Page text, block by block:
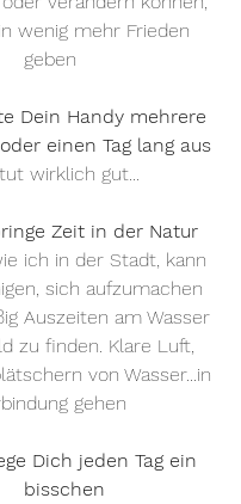
wenig mehr Frieden
geben
Dein Handy mehrere
einen Tag lang aus
wirklich gut...
Zeit in der Natur
ich in der Stadt, kann
sich aufzumachen
Auszeiten am Wasser
zu finden. Klare Luft,
von Wasser...in
gehen
Dich jeden Tag ein
bisschen